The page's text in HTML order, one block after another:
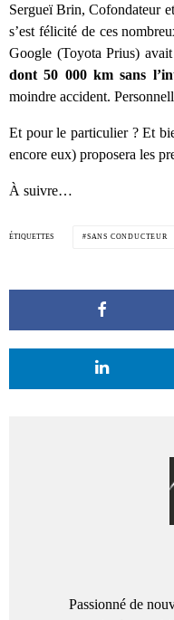
Sergueï Brin,Cofondateur
s’est félicité de ces
Google (Toyota Prius)
dont 50 000 km sans
moindre accident.
Et pour le particulier ? Et
encore eux) proposera les
À suivre…
ÉTIQUETTES SANS CONDUCTEUR
Passionné de